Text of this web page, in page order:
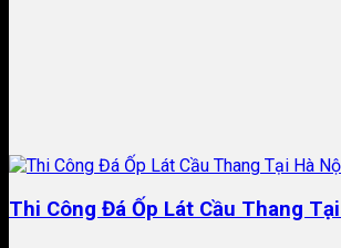
Thi Công Đá Ốp Lát Cầu Thang